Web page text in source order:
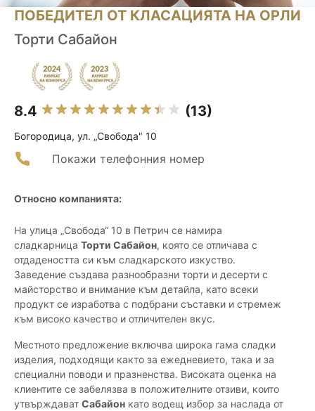
ПОБЕДИТЕЛ ОТ КЛАСАЦИЯТА НА ОРЛИ
Торти Сабайон
8.4 (13)
Богородица, ул. „Свобода" 10
Покажи телефонния номер
Относно компанията:
На улица „Свобода“ 10 в Петрич се намира
сладкарница Торти Сабайон, която се отличава с
отдадеността си към сладкарското изкуство.
Заведение създава разнообразни торти и десерти с
майсторство и внимание към детайла, като всеки
продукт се изработва с подбрани съставки и стремеж
към високо качество и отличителен вкус.
Местното предложение включва широка гама сладки
изделия, подходящи както за ежедневието, така и за
специални поводи и празненства. Високата оценка на
клиентите се забелязва в положителните отзиви, които
утвърждават Сабайон като водещ избор за наслада от